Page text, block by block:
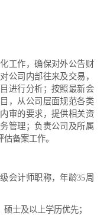
工作，确保对外公告财
公司内部往来及交易，
进行分析；按照最新会
，从公司层面规范各类
审的要求，提供相关资
管理；负责公司及所属
备案工作。
计师职称，年龄35周
士及以上学历优先；